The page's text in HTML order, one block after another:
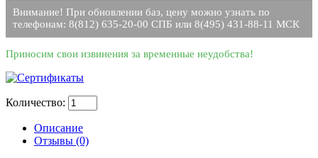
Внимание! При обновлении баз, цену можно узнать по
телефонам: 8(812) 635-20-00 СПБ или 8(495) 431-88-11 МСК
Приносим свои извинения за временные неудобства!
Количество:
Описание
Отзывы (0)